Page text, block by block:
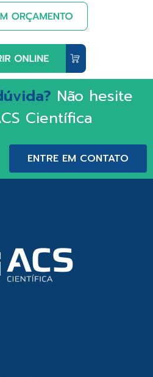
Não hesite
Científica
ENTRE EM CONTATO